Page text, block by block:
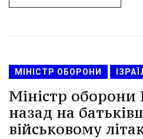
МІНІСТР ОБОРОНИ
Міністр оборони
назад на
військовому